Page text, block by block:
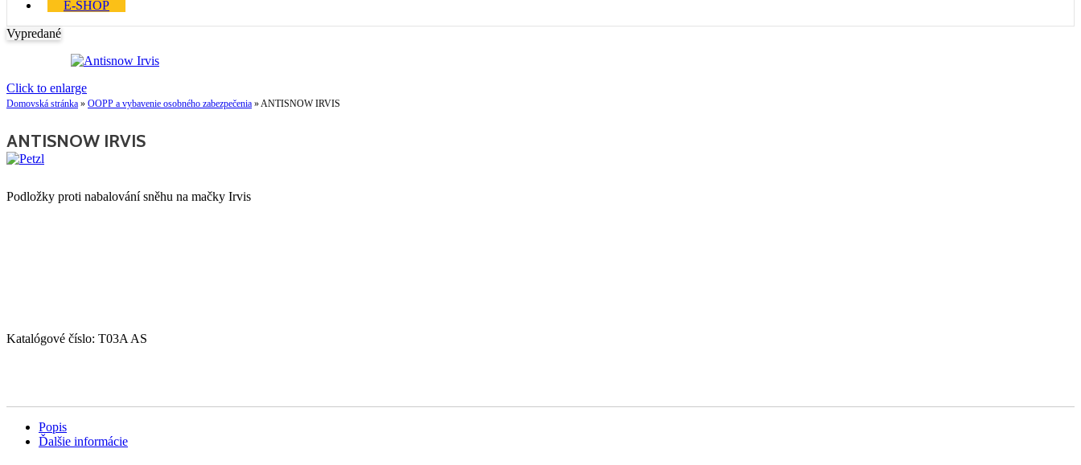
E-SHOP
Vypredané
Click to enlarge
Domovská stránka » OOPP a vybavenie osobného zabezpečenia »ANTISNOW IRVIS
ANTISNOW IRVIS
Podložky proti nabalování sněhu na mačky Irvis
Katalógové číslo: T03A AS
Popis
Ďalšie informácie